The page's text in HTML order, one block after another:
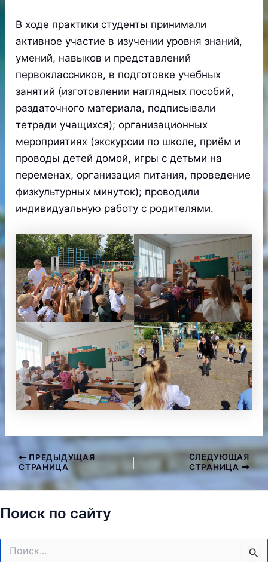
В ходе практики студенты принимали
активное участие в изучении уровня знаний,
умений, навыков и представлений
первоклассников, в подготовке учебных
занятий (изготовлении наглядных пособий,
раздаточного материала, подписывали
тетради учащихся); организационных
мероприятиях (экскурсии по школе, приём и
проводы детей домой, игры с детьми на
переменах, организация питания, проведение
физкультурных минуток); проводили
индивидуальную работу с родителями.
Навигация
записям
ПРЕДЫДУЩАЯ
СТРАНИЦА
СЛЕДУЮЩАЯ
СТРАНИЦА
Поиск по сайту